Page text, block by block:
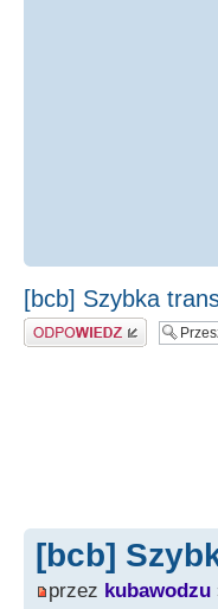
[bcb] Szybka
Odpowiedz
[bcb]
przez kubawodzu